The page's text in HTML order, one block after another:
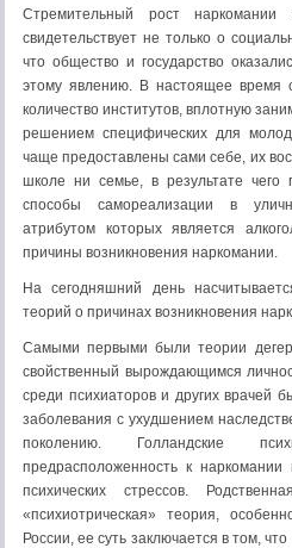
Стремительный рост наркомании
свидетельствует не только о
что общество и государство
этому явлению. В настоящее время
количество институтов, вплотную
решением специфических для
чаще предоставлены сами себе, их
школе ни семье, в результате
способы самореализации в
атрибутом которых является
причины возникновения наркомании.
На сегодняшний день
теорий о причинах возникновения
Самыми первыми были теории
свойственный вырождающимся
среди психиаторов и других врачей
заболевания с ухудшением
поколению. Голландские
предрасположенность к наркомании
психических стрессов.
«психиотрическая» теория,
России, ее суть заключается в том,